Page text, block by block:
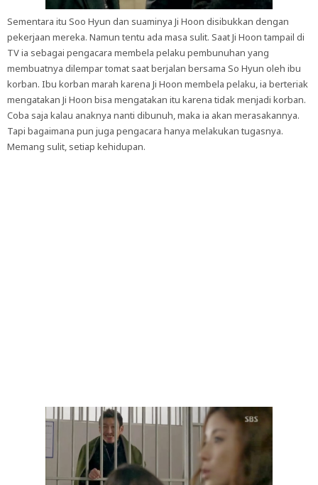
Sementara itu Soo Hyun dan suaminya Ji Hoon disibukkan dengan
pekerjaan mereka. Namun tentu ada masa sulit. Saat Ji Hoon tampail di
TV ia sebagai pengacara membela pelaku pembunuhan yang
membuatnya dilempar tomat saat berjalan bersama So Hyun oleh ibu
korban. Ibu korban marah karena Ji Hoon membela pelaku, ia berteriak
mengatakan Ji Hoon bisa mengatakan itu karena tidak menjadi korban.
Coba saja kalau anaknya nanti dibunuh, maka ia akan merasakannya.
Tapi bagaimana pun juga pengacara hanya melakukan tugasnya.
Memang sulit, setiap kehidupan.